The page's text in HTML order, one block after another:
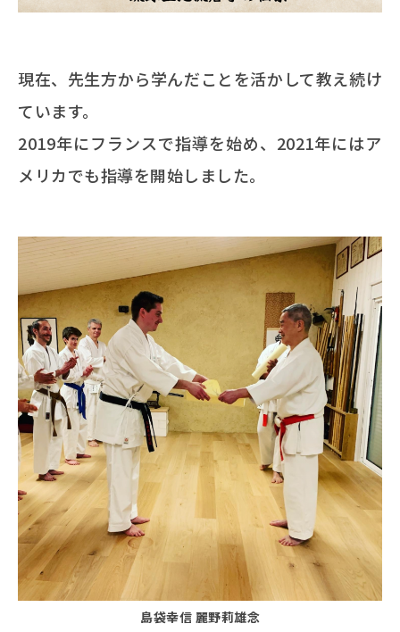
現在、先生方から学んだことを活かして教え続け
ています。
2019年にフランスで指導を始め、2021年にはア
メリカでも指導を開始しました。
島袋幸信 麗野莉雄念